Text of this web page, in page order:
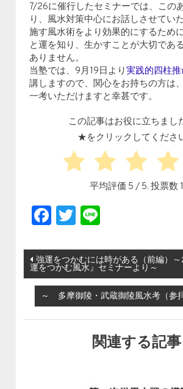
7/26に催行したセミナーでは、この
り、風水対策中心にお話しさせてい
施す風水術をより効果的にするため
と運を知り、生かすことが大切であ
ありません。
当塾では、9月19日より実践的四柱
講しますので、関心をお持ちの方は
一考いただけますと幸甚です。
この記事はお役に立ちまし
★をクリックしてくださ
平均評価 5 / 5. 投票数 1
Facebook
Twitter
投稿ナビゲーション
強運をつかむには時がある（前編）
運をつかむ風水』セミナーより～
～ 多摩御陵・武蔵御陵風水考（参
関連する記事